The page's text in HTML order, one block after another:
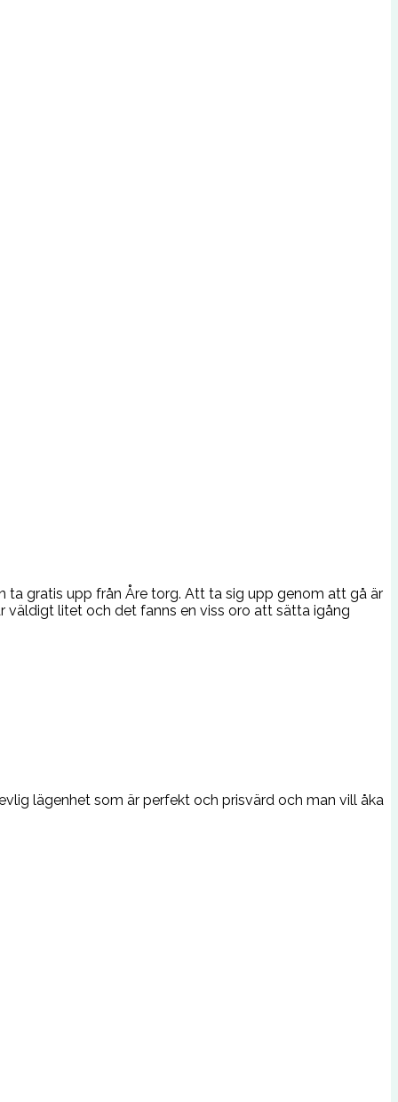
ta gratis upp från Åre torg. Att ta sig upp genom att gå är
litet och det fanns en viss oro att sätta igång
lägenhet som är perfekt och prisvärd och man vill åka